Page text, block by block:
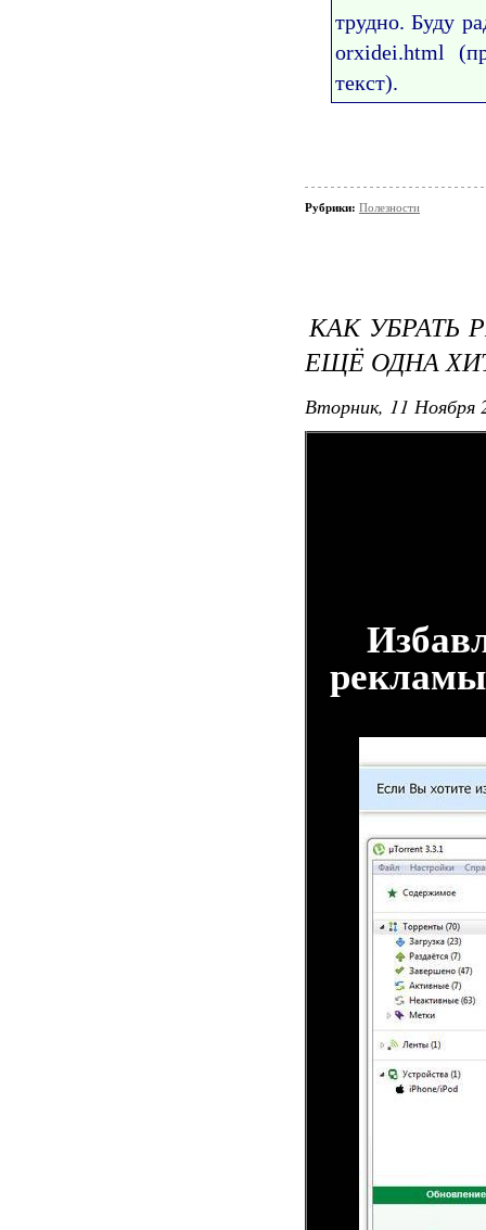
трудно. Буду
orxidei.html
текст).
Рубрики: Полезности
КАК УБРАТЬ
ЕЩЁ ОДНА
Вторник, 11 Ноября